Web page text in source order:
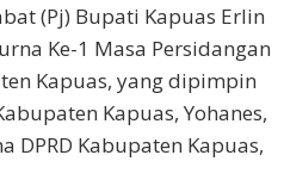
(Pj) Bupati Kapuas Erlin
Ke-1 Masa Persidangan
Kapuas, yang dipimpin
Kapuas, Yohanes,
DPRD Kabupaten Kapuas,